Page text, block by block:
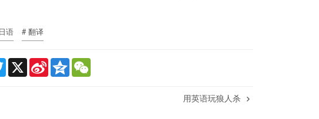
语 # 翻译
w
Q
用英语玩狼人杀